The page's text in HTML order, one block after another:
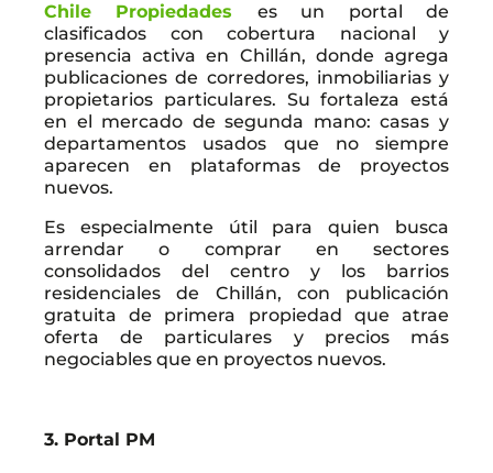
Chile Propiedades
es un portal de
clasificados con cobertura nacional y
presencia activa en Chillán, donde agrega
publicaciones de corredores, inmobiliarias y
propietarios particulares. Su fortaleza está
en el mercado de segunda mano: casas y
departamentos usados que no siempre
aparecen en plataformas de proyectos
nuevos.
Es especialmente útil para quien busca
arrendar o comprar en sectores
consolidados del centro y los barrios
residenciales de Chillán, con publicación
gratuita de primera propiedad que atrae
oferta de particulares y precios más
negociables que en proyectos nuevos.
3. Portal PM